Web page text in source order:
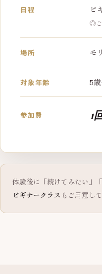
日程
ビ
◎ご
場所 モ
対象年齢 5
参加費 1
体験後に「続けてみたい」
ビギナークラス もご用意し